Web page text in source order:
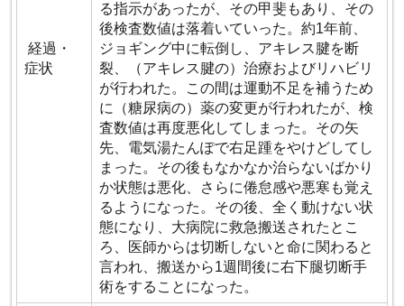
経過・
症状
る指示があったが、その甲斐もあり、その
後検査数値は落着いていった。約1年前、
ジョギング中に転倒し、アキレス腱を断
裂、（アキレス腱の）治療およびリハビリ
が行われた。この間は運動不足を補うため
に（糖尿病の）薬の変更が行われたが、検
査数値は再度悪化してしまった。その矢
先、電気湯たんぽで右足踵をやけどしてし
まった。その後もなかなか治らないばかり
か状態は悪化、さらに倦怠感や悪寒も覚え
るようになった。その後、全く動けない状
態になり、大病院に救急搬送されたとこ
ろ、医師からは切断しないと命に関わると
言われ、搬送から1週間後に右下腿切断手
術をすることになった。